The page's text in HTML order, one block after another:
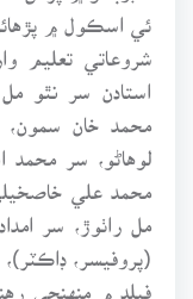
ئي اسڪول ۾
شروعاتي تعليم
استادن سر نٿو
محمد خان سمون،
لوهاڻو، سر محمد
محمد علي
مل راٺوڙ، سر
(پروفيسر،
فيلڊ ۾ منهنجي